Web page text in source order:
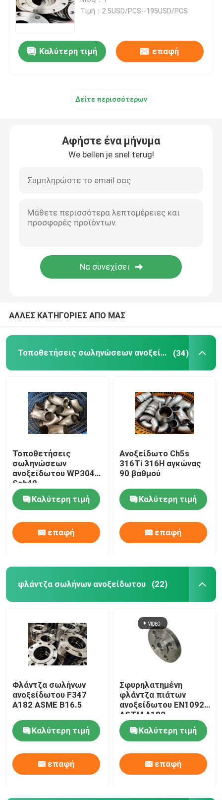
καλύμματα σωλήνων ανοξείδωτου
Τοποθέτηση σωληνώσεων υποδοχών
τυφλή φλάντζα ανοξείδωτου
ολίσθηση στη φλάντζα
Φλάντζα λαιμών συγκόλλησης
Τοποθετήσεις σωληνώσεων κραμάτων νικελίου
Τιμή：2.5USD/PCS--195USD/PCS
Καλύτερη τιμή επαφή
Δείτε περισσότερων
Αφήστε ένα μήνυμα
We bellen je snel terug!
ΑΛΛΕΣ ΚΑΤΗΓΟΡΙΕΣ ΑΠΟ ΜΑΣ
Τοποθετήσεις σωληνώσεων ανοξείδωτου (34)
Τοποθετήσεις
σωληνώσεων
ανοξείδωτου WP304
Sch40
Καλύτερη τιμή
επαφή
Ανοξείδωτο Ch5s
316Ti 316H αγκώνας
90 βαθμού
Καλύτερη τιμή
επαφή
φλάντζα σωλήνων ανοξείδωτου (22)
Φλάντζα σωλήνων
ανοξείδωτου F347
A182 ASME B16.5
Καλύτερη τιμή
επαφή
Σφυρηλατημένη
φλάντζα πιάτων
ανοξείδωτου EN1092
ASTM A182
Καλύτερη τιμή
επαφή